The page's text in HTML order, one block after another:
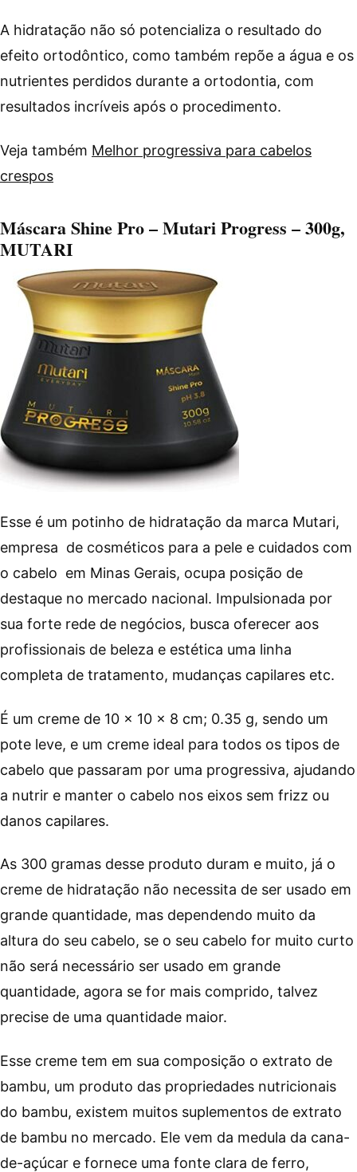
A hidratação não só potencializa o resultado do
efeito ortodôntico, como também repõe a água e os
nutrientes perdidos durante a ortodontia, com
resultados incríveis após o procedimento.
Veja também Melhor progressiva para cabelos
crespos
Máscara Shine Pro – Mutari Progress – 300g,
MUTARI
Esse é um potinho de hidratação da marca Mutari,
empresa de cosméticos para a pele e cuidados com
o cabelo em Minas Gerais, ocupa posição de
destaque no mercado nacional. Impulsionada por
sua forte rede de negócios, busca oferecer aos
profissionais de beleza e estética uma linha
completa de tratamento, mudanças capilares etc.
É um creme de ‎10 x 10 x 8 cm; 0.35 g, sendo um
pote leve, e um creme ideal para todos os tipos de
cabelo que passaram por uma progressiva, ajudando
a nutrir e manter o cabelo nos eixos sem frizz ou
danos capilares.
As 300 gramas desse produto duram e muito, já o
creme de hidratação não necessita de ser usado em
grande quantidade, mas dependendo muito da
altura do seu cabelo, se o seu cabelo for muito curto
não será necessário ser usado em grande
quantidade, agora se for mais comprido, talvez
precise de uma quantidade maior.
Esse creme tem em sua composição o extrato de
bambu, um produto das propriedades nutricionais
do bambu, existem muitos suplementos de extrato
de bambu no mercado. Ele vem da medula da cana-
de-açúcar e fornece uma fonte clara de ferro,